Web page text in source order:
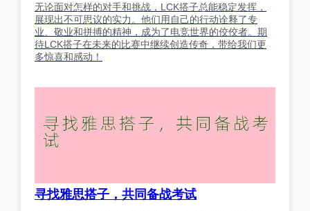
无论面对怎样的对手和挑战，LCK搭子总能稳定发挥，
展现出不可思议的实力。他们用自己的行动诠释了专
业、敬业和拼搏的精神，成为了电竞世界的佼佼者。期
待LCK搭子在未来的比赛中继续创造传奇，带给我们更
多惊喜和感动！
寻找雅思搭子，共同备战考试